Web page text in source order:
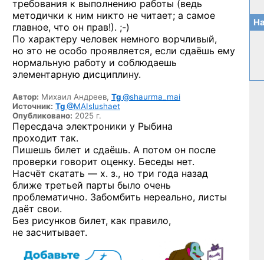
требования к выполнению работы (ведь
методички к ним никто не читает; а самое
главное, что он прав!). ;-)
По характеру человек немного ворчливый,
но это не особо проявляется, если сдаёшь ему
нормальную работу и соблюдаешь
элементарную дисциплину.
Автор: Михаил Андреев, Tg@shaurma_mai
Источник: Tg@MAIslushaet
Опубликовано: 2025 г.
Пересдача электроники у Рыбина
проходит так.
Пишешь билет и сдаёшь. А потом он после
проверки говорит оценку. Беседы нет.
Насчёт скатать — х. з., но три года назад
ближе третьей парты было очень
проблематично. Забомбить нереально, листы
даёт свои.
Без рисунков билет, как правило,
не засчитывает.